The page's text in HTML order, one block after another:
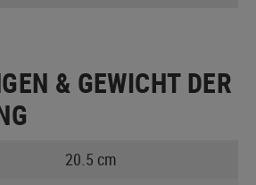
& GEWICHT DER
20.5 cm